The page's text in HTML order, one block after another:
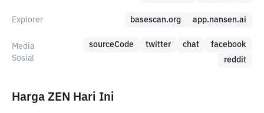
Explorer basescan.org app.nansen.ai
Media
Sosial
sourceCode twitter chat
facebook
reddit
Harga ZEN Hari Ini